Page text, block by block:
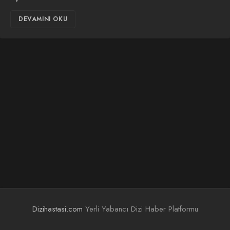
DEVAMINI OKU
Dizihastasi.com Yerli Yabancı Dizi Haber Platformu